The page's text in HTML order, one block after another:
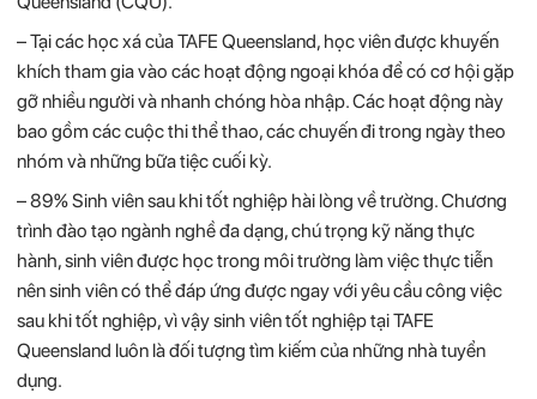
– Tại các học xá của TAFE Queensland, học viên được khuyến
khích tham gia vào các hoạt động ngoại khóa để có cơ hội gặp
gỡ nhiều người và nhanh chóng hòa nhập. Các hoạt động này
bao gồm các cuộc thi thể thao, các chuyến đi trong ngày theo
nhóm và những bữa tiệc cuối kỳ.
– 89% Sinh viên sau khi tốt nghiệp hài lòng về trường. Chương
trình đào tạo ngành nghề đa dạng, chú trọng kỹ năng thực
hành, sinh viên được học trong môi trường làm việc thực tiễn
nên sinh viên có thể đáp ứng được ngay với yêu cầu công việc
sau khi tốt nghiệp, vì vậy sinh viên tốt nghiệp tại TAFE
Queensland luôn là đối tượng tìm kiếm của những nhà tuyển
dụng.